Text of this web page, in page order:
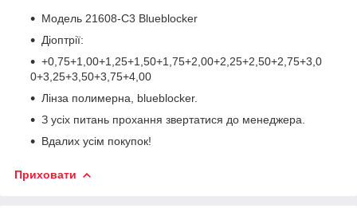
Модель 21608-C3 Blueblocker
Діоптрії:
+0,75+1,00+1,25+1,50+1,75+2,00+2,25+2,50+2,75+3,0
0+3,25+3,50+3,75+4,00
Лінза полимерна, blueblocker.
З усіх питань прохання звертатися до менеджера.
Вдалих усім покупок!
Приховати